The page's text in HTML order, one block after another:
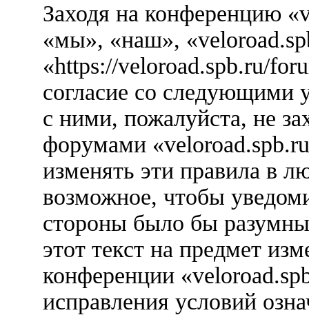
Заходя на конференцию
«мы», «наш»,
«https://veloroad.spb.ru/
согласие со следующими
с ними, пожалуйста, не
форумами
изменять эти правила в
возможное, чтобы
стороны было бы
этот текст на предмет
конференции
исправления условий